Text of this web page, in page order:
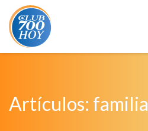
Artículos: familia